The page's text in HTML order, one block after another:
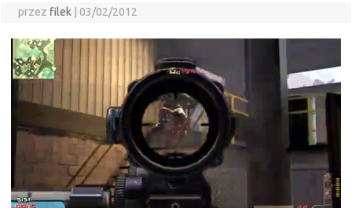
przez filek 03/02/2012